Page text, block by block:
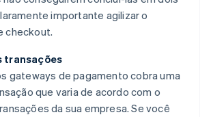
importante agilizar o
checkout.
transações
gateways de pagamento cobra uma
que varia de acordo com o
da sua empresa. Se você